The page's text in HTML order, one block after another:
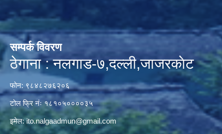
सम्पर्क विवरण
ठेगाना : नलगाड-७,दल्ली,जाजरकाेट
फोन: ९८४८२७६२०६
टोल फ्रि नंः १८१०५००००३५
इमेल:ito.nalgaadmun@gmail.com